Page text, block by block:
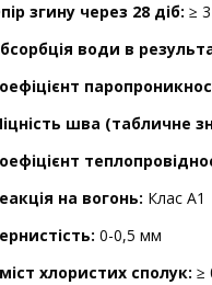
згину через 28 діб: ≥
води в
шва (табличне
на вогонь: Клас А1
0-0,5 мм
хлористих сполук: ≥